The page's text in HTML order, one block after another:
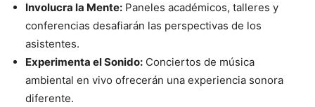
Involucra la Mente: Paneles académicos, talleres y
conferencias desafiarán las perspectivas de los
asistentes.
Experimenta el Sonido: Conciertos de música
ambiental en vivo ofrecerán una experiencia sonora
diferente.